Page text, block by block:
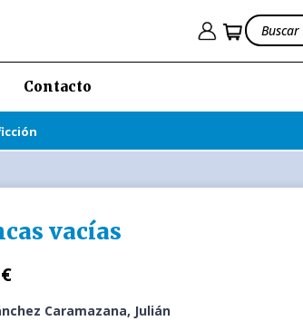
Contacto
vacías
€
Caramazana, Julián